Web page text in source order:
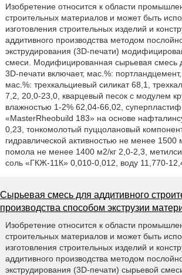
Изобретение относится к области
строительных материалов и может быть
изготовления строительных изделий и
аддитивного производства методом
экструдирования (3D-печати)
смеси. Модифицированная сырьевая смесь
3D-печати включает, мас.%:
мас.%: трехкальциевый силикат 68,1,
7,2, 20,0-23,0, кварцевый песок с модулем
влажностью 1-2% 62,04-66,02,
«MasterRheobuild 183» на основе
0,23, тонкомолотый пуццолановый
гидравлической активностью не менее 1500
помола не менее 1400 м2/кг 2,0-2,3,
соль «ГКЖ-11К» 0,010-0,012, воду 11,770-
Сырьевая смесь для аддитивного
производства способом экструзии
Изобретение относится к области
строительных материалов и может быть
изготовления строительных изделий и
аддитивного производства методом
экструдирования (3D-печати) сырьевой